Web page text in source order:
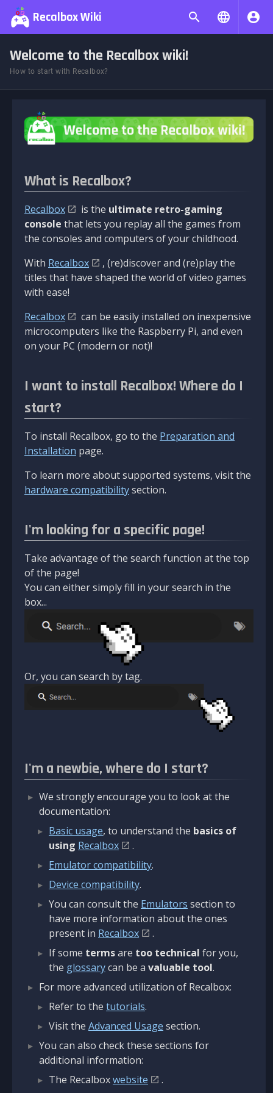
Recalbox Wiki
Welcome to the Recalbox wiki!
How to start with Recalbox?
What is Recalbox?
Recalbox is the ultimate retro-gaming
console that lets you replay all the games from
the consoles and computers of your childhood.
With Recalbox
, (re)discover and (re)play the
titles that have shaped the world of video games
with ease!
Recalbox
can be easily installed on inexpensive
microcomputers like the Raspberry Pi, and even
on your PC (modern or not)!
I want to install Recalbox! Where do I
start?
To install Recalbox, go to the Preparation and
Installation page.
To learn more about supported systems, visit the
hardware compatibilitysection.
I'm looking for a specific page!
Take advantage of the search function at the top
of the page!
You can either simply fill in your search in the
box...
Or, you can search by tag.
I'm a newbie, where do I start?
We strongly encourage you to look at the
documentation:
Basic usage, to understand the basics of
using Recalbox
.
Emulator compatibility.
Device compatibility.
You can consult the Emulators section to
have more information about the ones
present in Recalbox
.
If some termsare too technical for you,
the glossarycan be a valuable tool.
For more advanced utilization of Recalbox:
Refer to the tutorials.
Visit the Advanced Usage section.
You can also check these sections for
additional information:
The Recalboxwebsite
.